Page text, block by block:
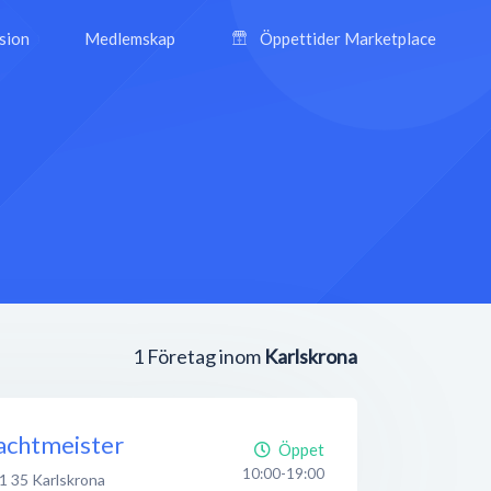
Medlemskap Öppettider Marketplace
1 Företag inom Karlskrona
35 Karlskrona
Öppet
10:00-19:00